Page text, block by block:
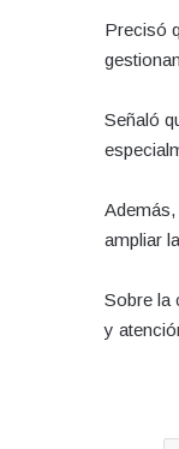
Precisó
Señaló
ampliar
Sobre la
y